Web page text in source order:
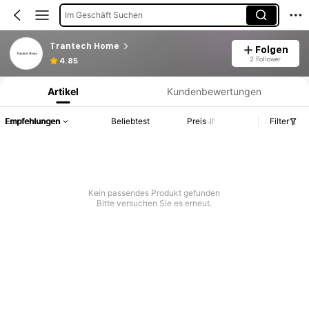
Im Geschäft Suchen
Trantech Home
4.85
Folgen
2 Follower
Produktinformation: Preisangabe, Verkaufs- und Lagerbestandsdetails.
Artikel Kundenbewertungen
Empfehlungen Beliebtest Preis Filter
Kein passendes Produkt gefunden
Bitte versuchen Sie es erneut.